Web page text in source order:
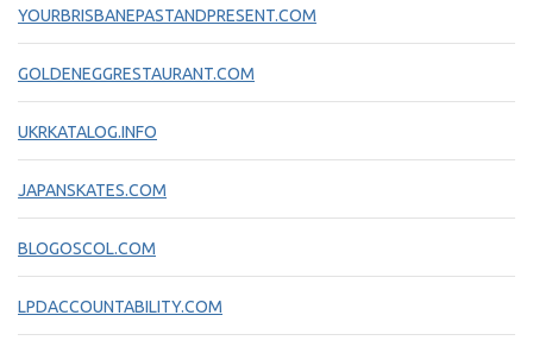
YOURBRISBANEPASTANDPRESENT.COM
GOLDENEGGRESTAURANT.COM
UKRKATALOG.INFO
JAPANSKATES.COM
BLOGOSCOL.COM
LPDACCOUNTABILITY.COM